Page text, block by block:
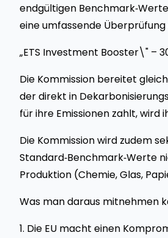
endgültigen
eine umfassende
„ETS Investment Booster\" –
Die Kommission bereitet
der direkt in
für ihre Emissionen zahlt,
Die Kommission wird zudem
Standard‑Benchmark‑Werte
Produktion (Chemie, Glas,
Was man daraus mitnehmen
1. Die EU macht einen